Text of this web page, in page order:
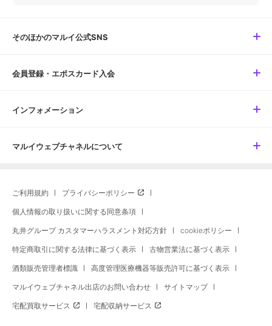
そのほかのマルイ公式SNS
会員登録・エポスカード入会
インフォメーション
マルイウェブチャネルについて
ご利用規約 プライバシーポリシー
個人情報の取り扱いに関する同意条項
丸井グループ カスタマーハラスメント対応方針 cookieポリシー
特定商取引に関する法律に基づく表示 古物営業法に基づく表示
酒類販売管理者標識 高度管理医療機器等販売許可に基づく表示
マルイウェブチャネル出店のお問い合わせ サイトマップ
宅配買取サービス 宅配収納サービス